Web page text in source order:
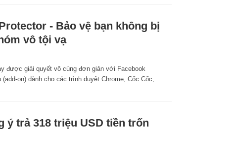
- Bảo vệ bạn không bị
vô tội vạ
được giải quyết vô cùng đơn giản với Facebook
(add-on) dành cho các trình duyệt Chrome, Cốc Cốc,
ý trả 318 triệu USD tiền trốn